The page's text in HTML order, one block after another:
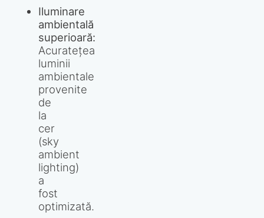
Iluminare
ambientală
superioară:
Acuratețea
luminii
ambientale
provenite
de
la
cer
(sky
ambient
lighting)
a
fost
optimizată.